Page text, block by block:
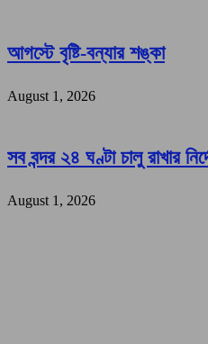
আগস্টে বৃষ্টি-বন্যার শঙ্কা
August 1, 2026
সব বন্দর ২৪ ঘণ্টা চালু রাখার
August 1, 2026